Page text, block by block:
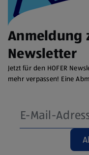
Anmeldung
Newsletter
Jetzt für den HOFER
mehr verpassen! Eine